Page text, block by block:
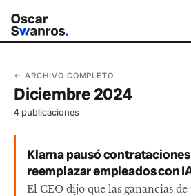
← ARCHIVO COMPLETO
Diciembre 2024
4 publicaciones
Klarna pausó
reemplazar empleados con
El CEO dijo que las ganancias